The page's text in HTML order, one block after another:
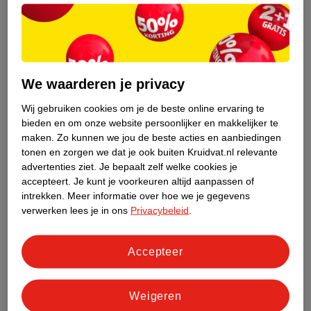
Kruidvat Opticare All-
In-One Hyaluron
Zachte Lenzen
240ml
4.
39
Bausch & Lomb
Concentrated Cleaner
10.
99
We waarderen je privacy
Wij gebruiken cookies om je de beste online ervaring te
bieden en om onze website persoonlijker en makkelijker te
maken. Zo kunnen we jou de beste acties en aanbiedingen
tonen en zorgen we dat je ook buiten Kruidvat.nl relevante
advertenties ziet. Je bepaalt zelf welke cookies je
accepteert. Je kunt je voorkeuren altijd aanpassen of
intrekken.
Meer informatie over hoe we je gegevens
verwerken lees je in ons Privacybeleid
Weigeren
Accepteer